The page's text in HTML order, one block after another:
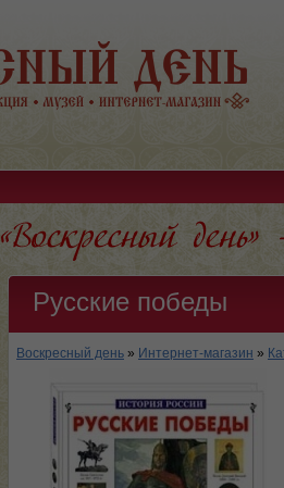
Русские победы
Воскресный день » Интернет-магазин »